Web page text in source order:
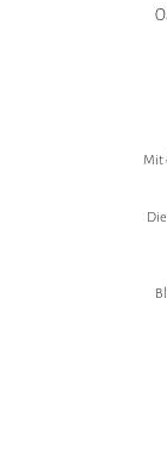
Mit